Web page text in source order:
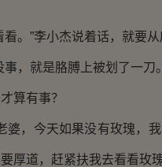
”李小杰说着话，就要从
，就是胳膊上被划了一刀
算有事？
，今天如果没有玫瑰，
厚道，赶紧扶我去看看玫